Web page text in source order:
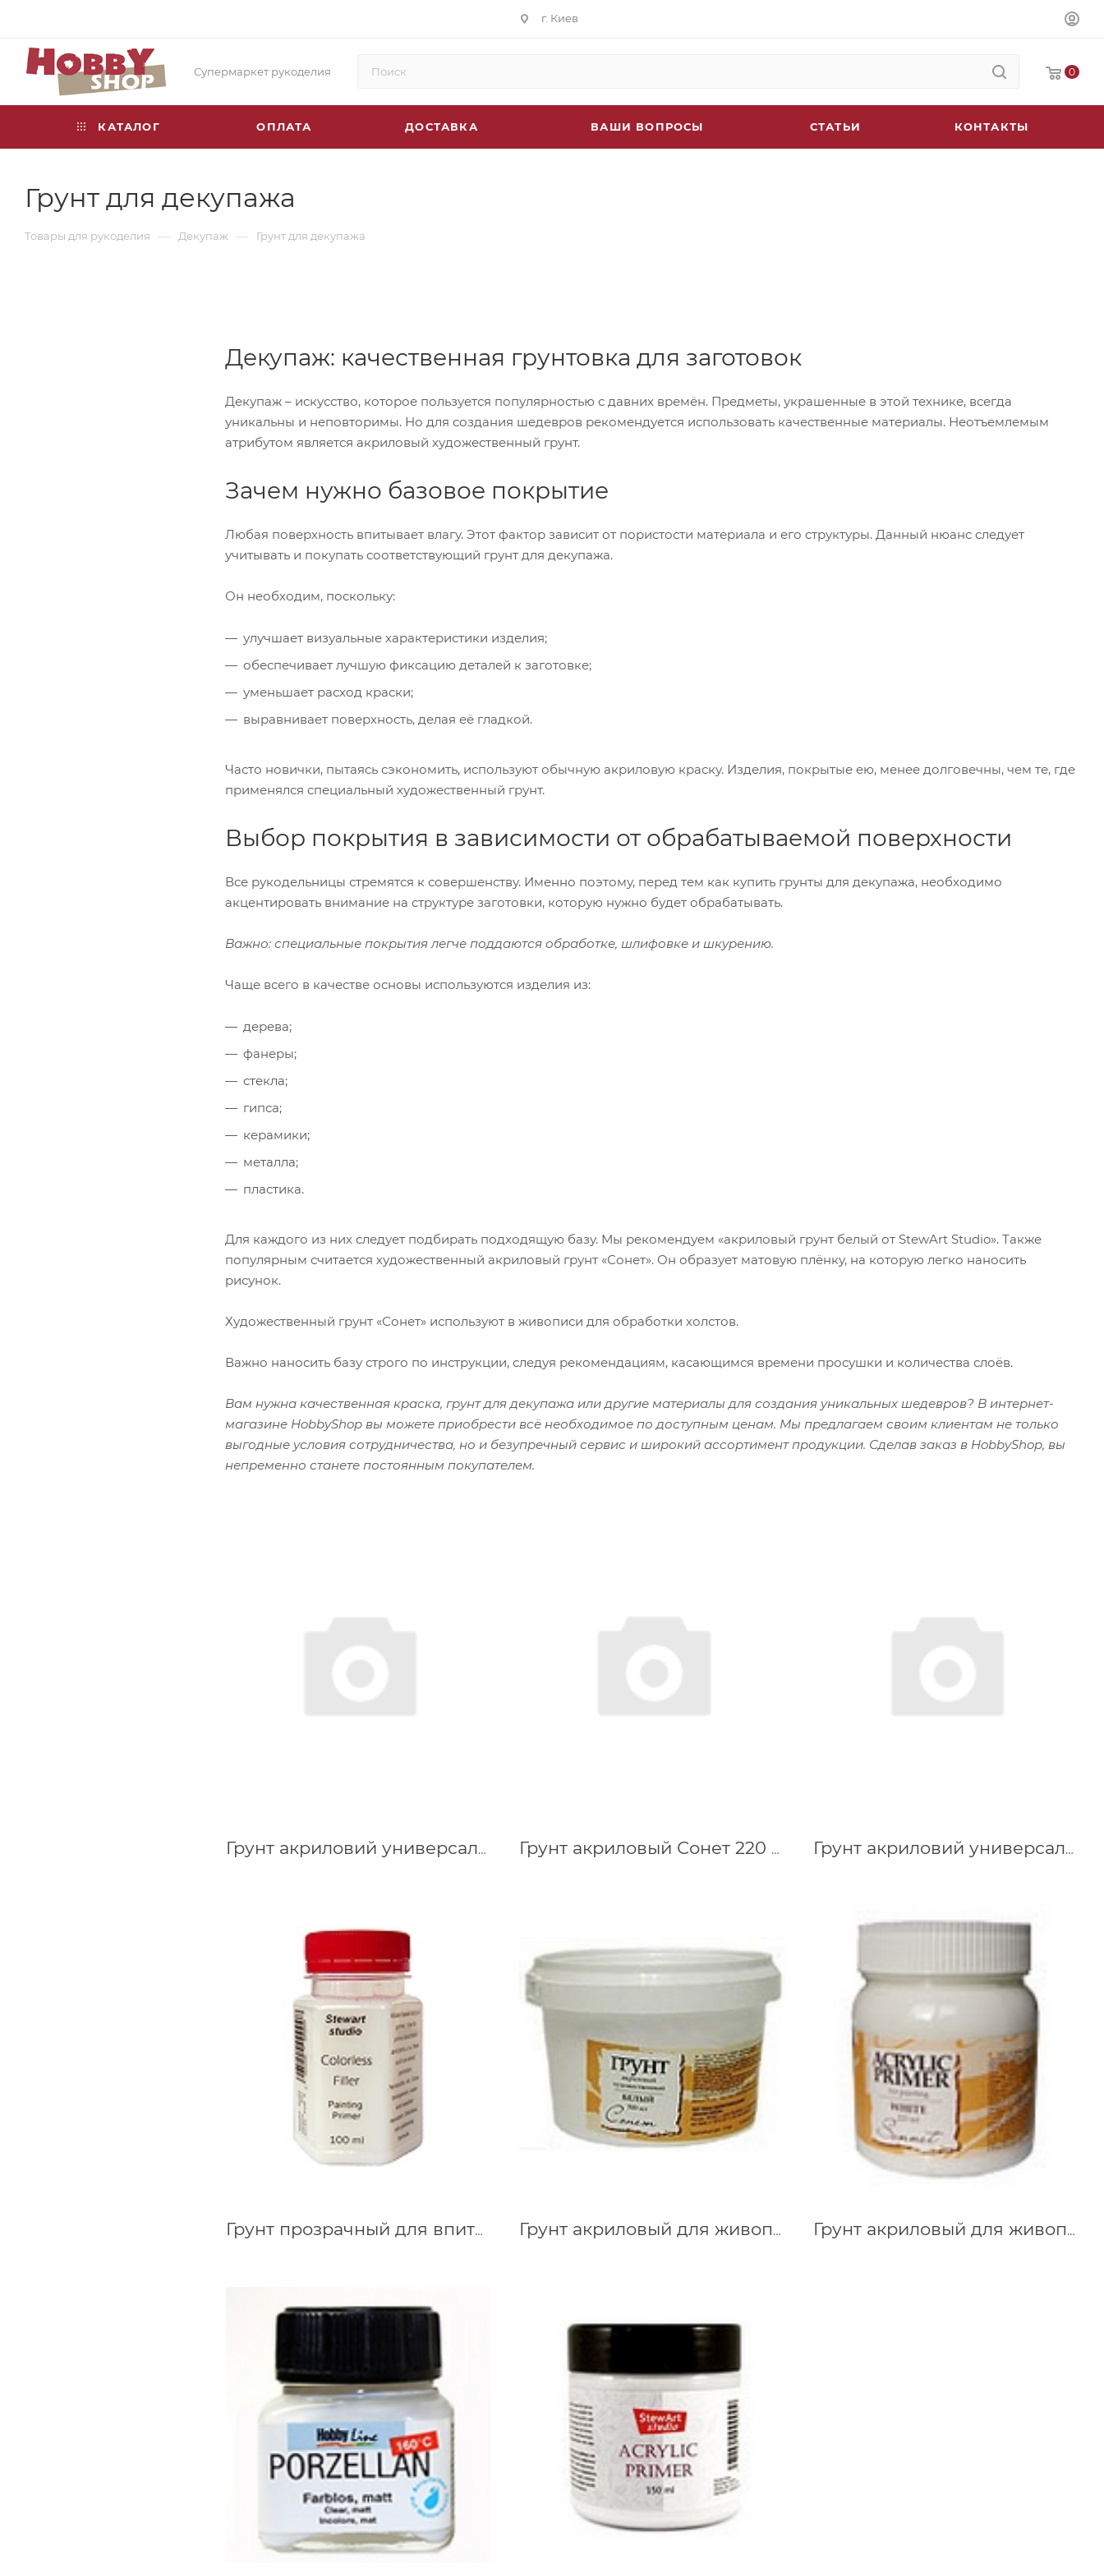
г. Киев
Супермаркет рукоделия 0
КАТАЛОГ ОПЛАТА ДОСТАВКА ВАШИ ВОПРОСЫ СТАТЬИ КОНТАКТЫ
Грунт для декупажа
Товары для рукоделия — Декупаж — Грунт для декупажа
Декупаж: качественная грунтовка для заготовок
Декупаж – искусство, которое пользуется популярностью с давних времён. Предметы, украшенные в этой технике, всегда
уникальны и неповторимы. Но для создания шедевров рекомендуется использовать качественные материалы. Неотъемлемым
атрибутом является акриловый художественный грунт.
Зачем нужно базовое покрытие
Любая поверхность впитывает влагу. Этот фактор зависит от пористости материала и его структуры. Данный нюанс следует
учитывать и покупать соответствующий грунт для декупажа.
Он необходим, поскольку:
улучшает визуальные характеристики изделия;
обеспечивает лучшую фиксацию деталей к заготовке;
уменьшает расход краски;
выравнивает поверхность, делая её гладкой.
Часто новички, пытаясь сэкономить, используют обычную акриловую краску. Изделия, покрытые ею, менее долговечны, чем те, где
применялся специальный художественный грунт.
Выбор покрытия в зависимости от обрабатываемой поверхности
Все рукодельницы стремятся к совершенству. Именно поэтому, перед тем как купить грунты для декупажа, необходимо
акцентировать внимание на структуре заготовки, которую нужно будет обрабатывать.
Важно: специальные покрытия легче поддаются обработке, шлифовке и шкурению.
Чаще всего в качестве основы используются изделия из:
дерева;
фанеры;
стекла;
гипса;
керамики;
металла;
пластика.
Для каждого из них следует подбирать подходящую базу. Мы рекомендуем «акриловый грунт белый от StewArt Studio». Также
популярным считается художественный акриловый грунт «Сонет». Он образует матовую плёнку, на которую легко наносить
рисунок.
Художественный грунт «Сонет» используют в живописи для обработки холстов.
Важно наносить базу строго по инструкции, следуя рекомендациям, касающимся времени просушки и количества слоёв.
Вам нужна качественная краска, грунт для декупажа или другие материалы для создания уникальных шедевров? В интернет-
магазине HobbyShop вы можете приобрести всё необходимое по доступным ценам. Мы предлагаем своим клиентам не только
выгодные условия сотрудничества, но и безупречный сервис и широкий ассортимент продукции. Сделав заказ в HobbyShop, вы
непременно станете постоянным покупателем.
Грунт акриловий универсальный черный Таир, 100 мл Грунт акриловый Сонет 220 мл, черный Грунт акриловий универсальный белый Таир, 250 мл
Грунт прозрачный для впитывающих поверхностей 100 мл Stewart Studio Грунт акриловый для живописи Сонет 500 мл 2124915 Грунт акриловый для живописи Сонет 220 мл, 2123915